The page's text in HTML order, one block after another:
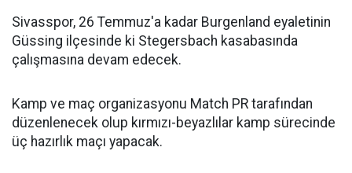
Sivasspor, 26 Temmuz'a kadar Burgenland eyaletinin
Güssing ilçesinde ki Stegersbach kasabasında
çalışmasına devam edecek.
Kamp ve maç organizasyonu Match PR tarafından
düzenlenecek olup kırmızı-beyazlılar kamp sürecinde
üç hazırlık maçı yapacak.